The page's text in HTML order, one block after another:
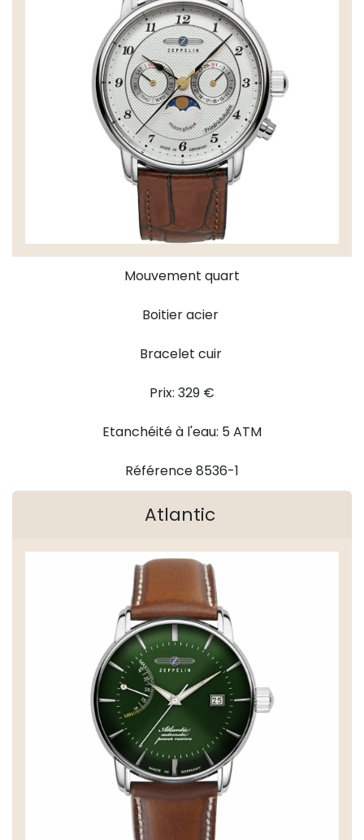
Mouvement quart
Boitier acier
Bracelet cuir
Prix: 329 €
Etanchéité à l'eau: 5 ATM
Référence 8536-1
Atlantic